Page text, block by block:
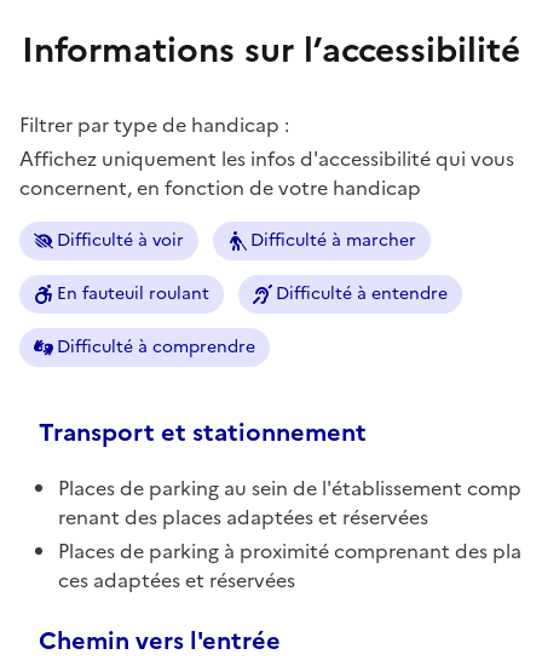
Informations sur l’accessibilité
Filtrer par type de handicap :
Affichez uniquement les infos d'accessibilité qui vous
concernent, en fonction de votre handicap
Difficulté à voir Difficulté à marcher
En fauteuil roulant Difficulté à entendre
Difficulté à comprendre
Transport et stationnement
Places de parking au sein de l'établissement comp
renant des places adaptées et réservées
Places de parking à proximité comprenant des pla
ces adaptées et réservées
Chemin vers l'entrée